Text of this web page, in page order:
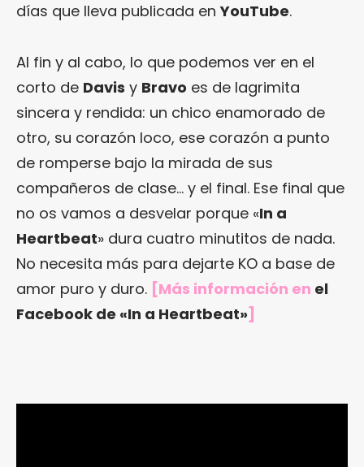
días que lleva publicada enYouTube.
Al fin y al cabo, lo que podemos ver en el
corto de Davis y Bravo es de lagrimita
sincera y rendida: un chico enamorado de
otro, su corazón loco, ese corazón a punto
de romperse bajo la mirada de sus
compañeros de clase… y el final. Ese final que
no os vamos a desvelar porque «In a
Heartbeat» dura cuatro minutitos de nada.
No necesita más para dejarte KO a base de
amor puro y duro. [Más información en el
Facebook de «In a Heartbeat»]